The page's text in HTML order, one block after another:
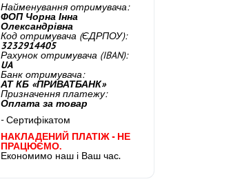
Найменування отримувача:
ФОП Чорна Інна
Олександрівна
Код отримувача (ЄДРПОУ):
3232914405
Рахунок отримувача (IBAN):
UA
Банк отримувача:
АТ КБ «ПРИВАТБАНК»
Призначення платежу:
Оплата за товар
- Сертифікатом
НАКЛАДЕНИЙ ПЛАТІЖ - НЕ
ПРАЦЮЄМО.
Економимо наш і Ваш час.